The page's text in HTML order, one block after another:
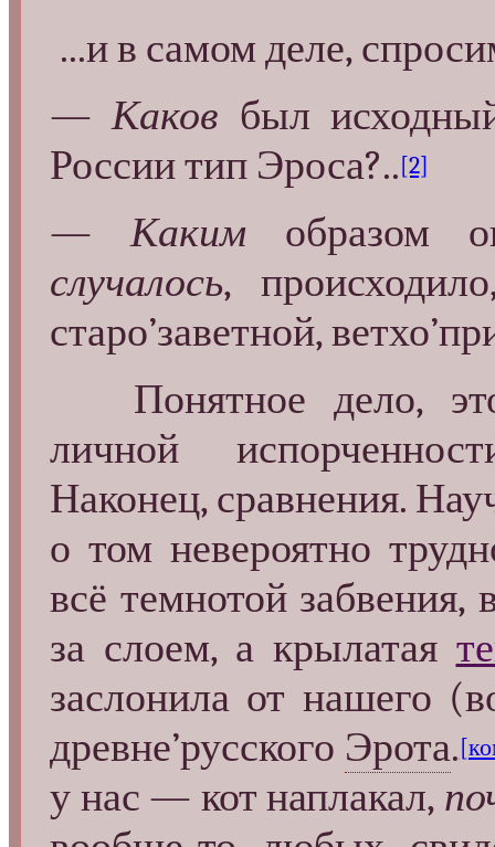
...и в самом деле,
—Каков был
России тип Эроса?..[2]
—Какимобразом
случалось,
старо’заветной,
Понятное дело,
личной
Наконец, сравнения.
о том невероятно
всё темнотой
за слоем, а крылатая
заслонила от нашего
древне’русского Эрота.
у нас — кот наплакал,